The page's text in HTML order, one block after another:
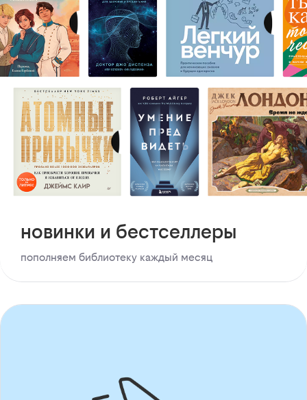
новинки и бестселлеры
пополняем библиотеку каждый месяц